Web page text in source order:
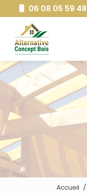
au
contenu
principal
06 08 05 59 48
Accueil